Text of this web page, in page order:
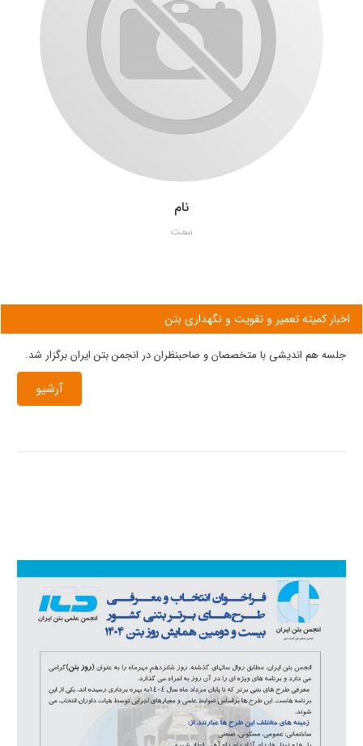
نام
سمت
اخبار کمیته تعمیر و تقویت و نگهداری بتن
جلسه هم اندیشی با متخصصان و صاحبنظران در انجمن بتن ایران برگزار شد.
آرشیو